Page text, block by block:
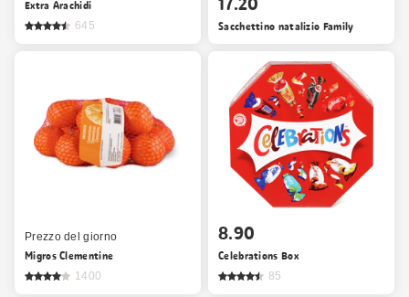
Extra Arachidi
645 Sacchettino natalizio Family
Prezzo del giorno
Migros Clementine
1400
8.90
Celebrations Box
85